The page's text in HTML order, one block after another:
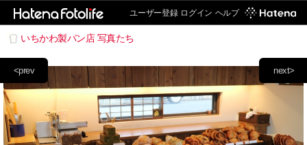
ユーザー登録 ログイン ヘルプ
いちかわ製パン店 写真たち
next>
<prev